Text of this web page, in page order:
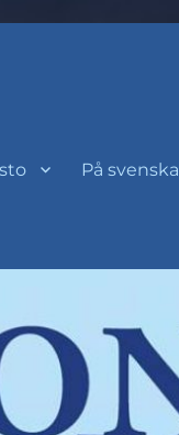
På svenska